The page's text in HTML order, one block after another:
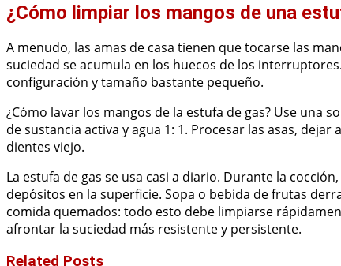
¿Cómo limpiar los mangos de una
A menudo, las amas de casa tienen que tocarse las
suciedad se acumula en los huecos de los
configuración y tamaño bastante pequeño.
¿Cómo lavar los mangos de la estufa de gas? Use una
de sustancia activa y agua 1: 1. Procesar las asas,
dientes viejo.
La estufa de gas se usa casi a diario. Durante la
depósitos en la superficie. Sopa o bebida de frutas
comida quemados: todo esto debe limpiarse
afrontar la suciedad más resistente y persistente.
Related Posts